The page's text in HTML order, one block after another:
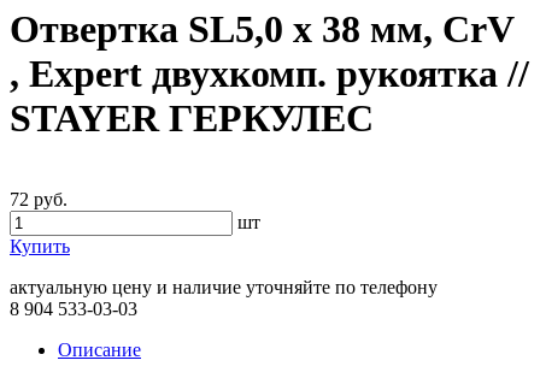
Отвертка SL5,0 x 38 мм, CrV
, Expert двухкомп. рукоятка //
STAYER ГЕРКУЛЕС
72 руб.
шт
Купить
актуальную цену и наличие уточняйте по телефону
8 904 533-03-03
Описание